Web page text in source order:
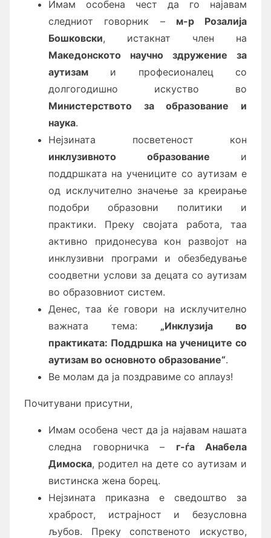
Имам особена чест да го најавам
следниот говорник – м-р Розалија
Бошковски, истакнат член на
Македонското научно здружение за
аутизам и професионалец со
долгогодишно искуство во
Министерството за образование и
наука.
Нејзината посветеност кон
инклузивното образование и
поддршката на учениците со аутизам е
од исклучително значење за креирање
подобри образовни политики и
практики. Преку својата работа, таа
активно придонесува кон развојот на
инклузивни програми и обезбедување
соодветни услови за децата со аутизам
во образовниот систем.
Денес, таа ќе говори на исклучително
важната тема: „Инклузија во
практиката: Поддршка на учениците со
аутизам во основното образование“.
Ве молам да ја поздравиме со аплауз!
Почитувани присутни,
Имам особена чест да ја најавам нашата
следна говорничка – г-ѓа Анабела
Димоска, родител на дете со аутизам и
вистинска жена борец.
Нејзината приказна е сведоштво за
храброст, истрајност и безусловна
љубов. Преку сопственото искуство,